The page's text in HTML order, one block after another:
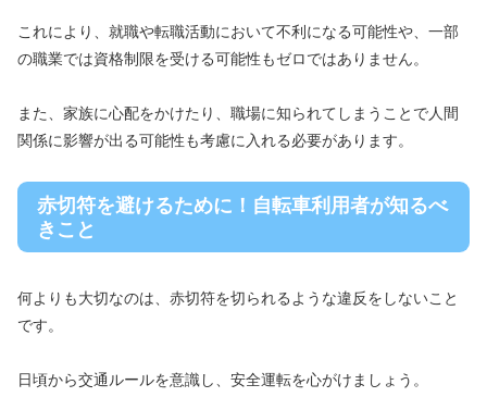
これにより、就職や転職活動において不利になる可能性や、一部
の職業では資格制限を受ける可能性もゼロではありません。
また、家族に心配をかけたり、職場に知られてしまうことで人間
関係に影響が出る可能性も考慮に入れる必要があります。
赤切符を避けるために！自転車利用者が知るべ
きこと
何よりも大切なのは、赤切符を切られるような違反をしないこと
です。
日頃から交通ルールを意識し、安全運転を心がけましょう。